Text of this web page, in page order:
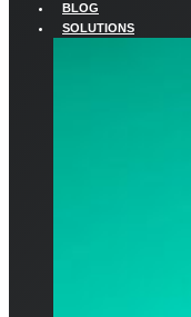
BLOG
SOLUTIONS